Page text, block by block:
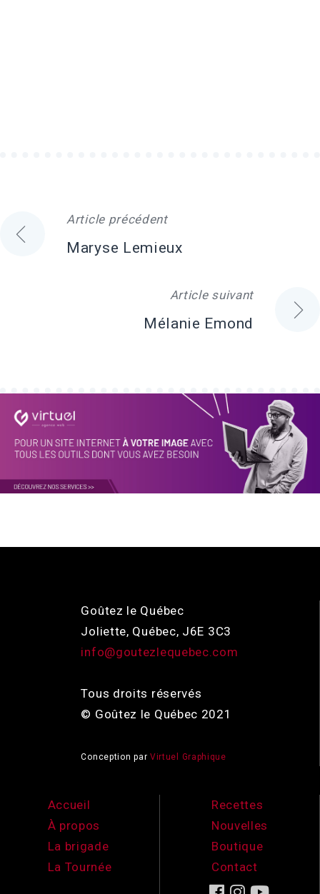
Navigation
Article précédent
Maryse Lemieux
Article suivant
Mélanie Emond
Goûtez le Québec
Joliette, Québec, J6E 3C3
info@goutezlequebec.com
Tous droits réservés
© Goûtez le Québec 2021
Conception par Virtuel Graphique
Accueil
À propos
La brigade
La Tournée
Recettes
Nouvelles
Boutique
Contact